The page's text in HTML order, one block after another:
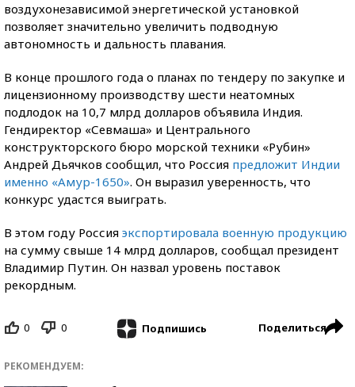
воздухонезависимой энергетической установкой
позволяет значительно увеличить подводную
автономность и дальность плавания.
В конце прошлого года о планах по тендеру по закупке и
лицензионному производству шести неатомных
подлодок на 10,7 млрд долларов объявила Индия.
Гендиректор «Севмаша» и Центрального
конструкторского бюро морской техники «Рубин»
Андрей Дьячков сообщил, что Россия предложит Индии
именно «Амур-1650». Он выразил уверенность, что
конкурс удастся выиграть.
В этом году Россия экспортировала военную продукцию
на сумму свыше 14 млрд долларов, сообщал президент
Владимир Путин. Он назвал уровень поставок
рекордным.
0 0 Подпишись Поделиться
РЕКОМЕНДУЕМ: